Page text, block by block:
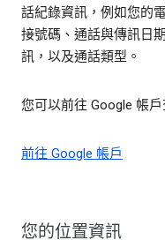
話紀錄資訊，例如您的
接號碼、通話與傳訊日
訊，以及通話類型。
您可以前往 Google 帳
前往 Google 帳戶
您的位置資訊